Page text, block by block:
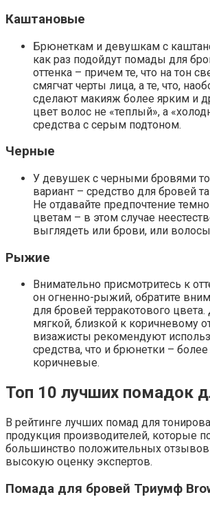
Каштановые
Брюнеткам и девушкам с
как раз подойдут помады для
оттенка – причем те, что на тон
смягчат черты лица, а те, что,
сделают макияж более ярким и
цвет волос не «теплый», а
средства с серым подтоном.
Черные
У девушек с черными бровями
вариант – средство для бровей
Не отдавайте предпочтение
цветам – в этом случае
выглядеть или брови, или
Рыжие
Внимательно присмотритесь к
он огненно-рыжий, обратите
для бровей терракотового
мягкой, близкой к коричневому
визажисты рекомендуют
средства, что и брюнетки –
коричневые.
Топ 10 лучших помадок
В рейтинге лучших помад для
продукция производителей, которые
большинство положительных отзывов
высокую оценку экспертов.
Помада для бровей Триумф